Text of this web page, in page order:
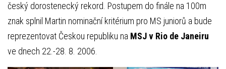
český dorostenecký rekord. Postupem do finále na 100m
znak splnil Martin nominační kritérium pro MS juniorů a bude
reprezentovat Českou republiku na MSJ v Rio de Janeiru
ve dnech 22.-28. 8. 2006.